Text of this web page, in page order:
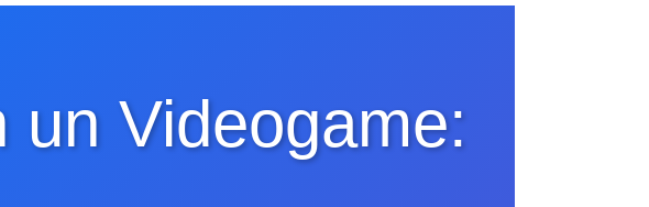
un Videogame: